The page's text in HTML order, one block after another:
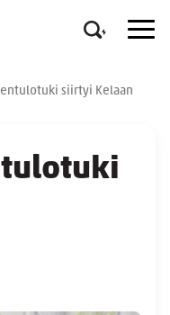
siirtyi Kelaan